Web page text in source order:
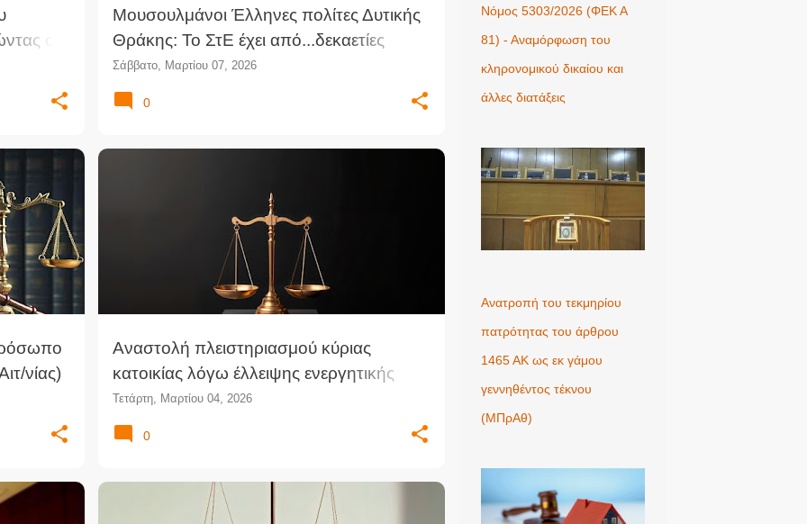
σε
για
Μουσουλμάνοι Έλληνες πολίτες Δυτικής
Θράκης: Το ΣτΕ έχει από...δεκαετίες
οριοθετήσει ορθά την έννοια
Σάββατο, Μαρτίου 07, 2026
0
νίας)
Αναστολή πλειστηριασμού κύριας
κατοικίας λόγω έλλειψης ενεργητικής
νομιμοποίησης της εταιρείας διαχείρισης
(ΜΠρΑθ)
Τετάρτη, Μαρτίου 04, 2026
0
Νόμος 5303/2026 (ΦΕΚ Α
81) - Αναμόρφωση του
κληρονομικού δικαίου και
άλλες διατάξεις
Ανατροπή του τεκμηρίου
πατρότητας του άρθρου
1465 ΑΚ ως εκ γάμου
γεννηθέντος τέκνου
(MΠρΑθ)